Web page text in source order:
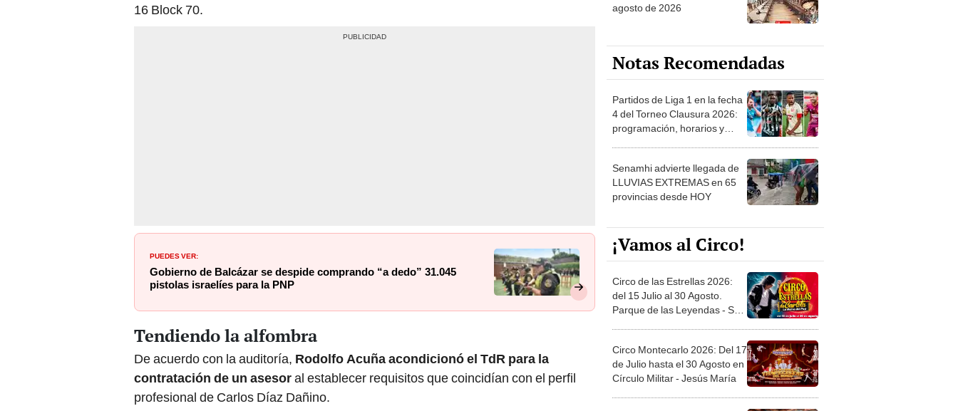
16 Block 70.
PUEDES VER:
Gobierno de Balcázar se despide comprando “a dedo” 31.045
pistolas israelíes para la PNP
Tendiendo la alfombra
De acuerdo con la auditoría, Rodolfo Acuña acondicionó el TdR para la
contratación de un asesoral establecer requisitos que coincidían con el perfil
profesional de Carlos Díaz Dañino.
agosto de 2026
Notas Recomendadas
Partidos de Liga 1 en la fecha
4 del Torneo Clausura 2026:
programación, horarios y
Senamhi advierte llegada de
LLUVIAS EXTREMAS en 65
provincias desde HOY
¡Vamos al Circo!
Circo de las Estrellas 2026:
del 15 Julio al 30 Agosto.
Parque de las Leyendas - San
Circo Montecarlo 2026: Del 17
de Julio hasta el 30 Agosto en
Círculo Militar - Jesús María